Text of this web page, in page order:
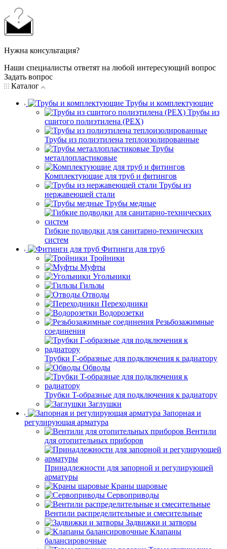
Нужна консультация?
Наши специалисты ответят на любой интересующий вопрос
Задать вопрос
Каталог
Трубы и комплектующие
Трубы из
сшитого полиэтилена (PEX)
Трубы из полиэтилена теплоизолированные
Трубы
металлопластиковые
Комплектующие для труб и фитингов
Трубы из
нержавеющей стали
Трубы медные
Гибкие подводки для санитарно-технических
систем
Фитинги для труб
Тройники
Муфты
Угольники
Гильзы
Отводы
Переходники
Водорозетки
Резьбозажимные
соединения
Трубки Г-образные для подключения к радиатору
Обводы
Трубки T-образные для подключения к радиатору
Заглушки
Запорная и
регулирующая арматура
Вентили
для отопительных приборов
Принадлежности для запорной и регулирующей
арматуры
Краны шаровые
Сервоприводы
Вентили распределительные и смесительные
Задвижки и затворы
Клапаны
балансировочные